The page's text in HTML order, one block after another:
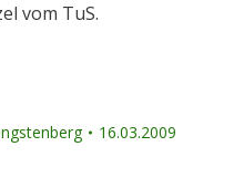
vom TuS.
16.03.2009